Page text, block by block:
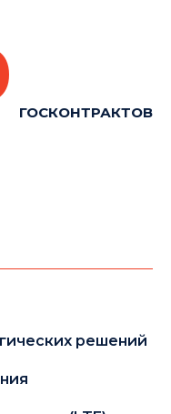
ГОСКОНТРАКТОВ
решений